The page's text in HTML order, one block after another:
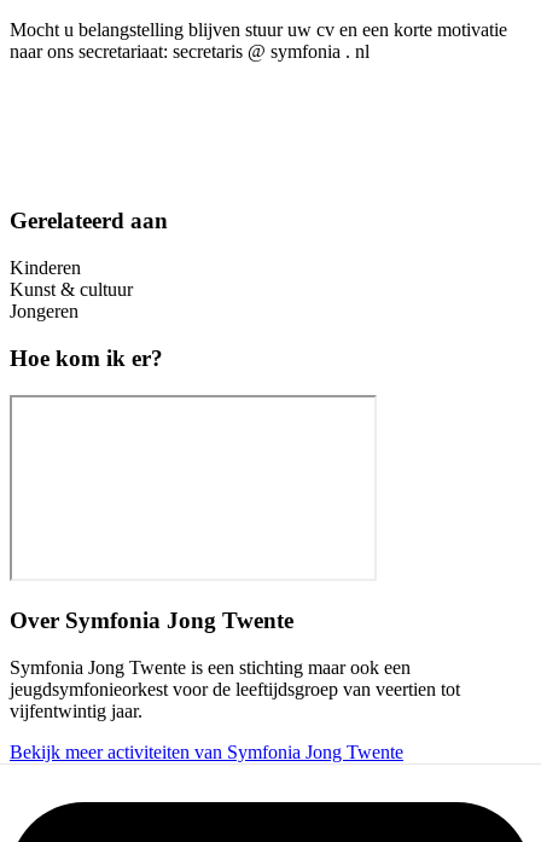
Mocht u belangstelling blijven stuur uw cv en een korte motivatie
naar ons secretariaat: secretaris @ symfonia . nl
Gerelateerd aan
Kinderen
Kunst & cultuur
Jongeren
Hoe kom ik er?
Over Symfonia Jong Twente
Symfonia Jong Twente is een stichting maar ook een
jeugdsymfonieorkest voor de leeftijdsgroep van veertien tot
vijfentwintig jaar.
Bekijk meer activiteiten van Symfonia Jong Twente